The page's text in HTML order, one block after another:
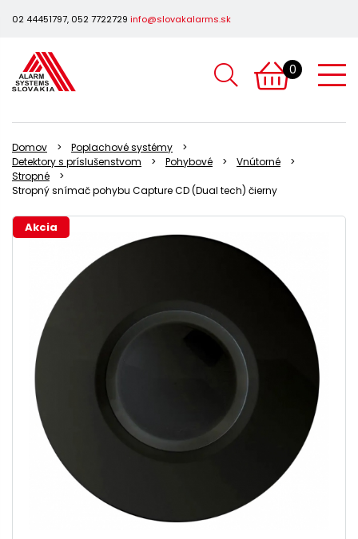
02 44451797, 052 7722729 info@slovakalarms.sk
0
Domov
Poplachové systémy
Detektory s príslušenstvom
Pohybové
Vnútorné
Stropné
Stropný snímač pohybu Capture CD (Dual tech) čierny
Akcia